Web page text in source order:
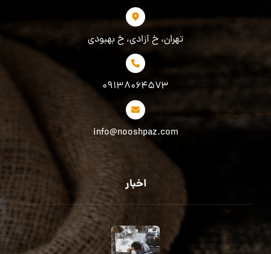
تهران، خ آزادی، خ بهبودی
۰۹۱۳۸۰۶۴۵۷۳
info@nooshpaz.com
اخبار